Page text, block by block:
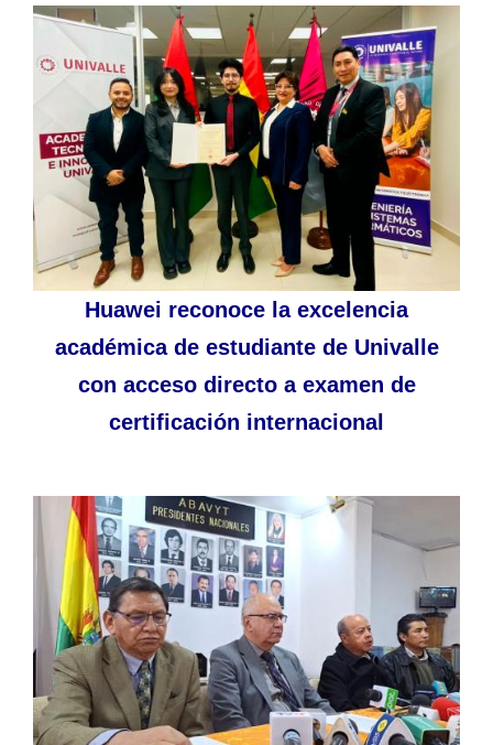
Huawei reconoce la excelencia
académica de estudiante de Univalle
con acceso directo a examen de
certificación internacional